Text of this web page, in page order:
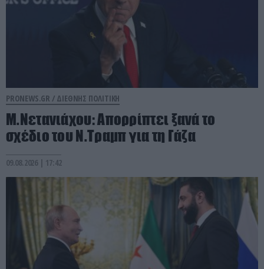
PRONEWS.GR / ΔΙΕΘΝΗΣ ΠΟΛΙΤΙΚΗ
Μ.Νετανιάχου: Απορρίπτει ξανά το
σχέδιο του Ν.Τραμπ για τη Γάζα
09.08.2026 | 17:42